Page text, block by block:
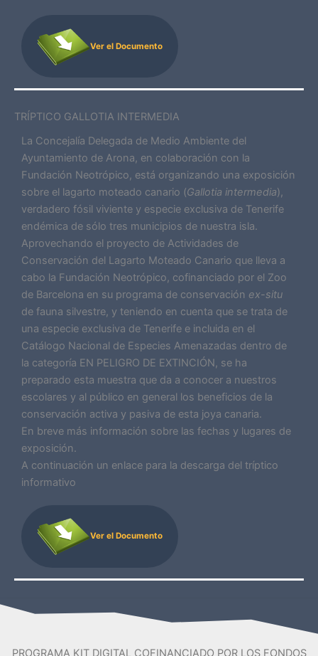
Ver el Documento
TRÍPTICO GALLOTIA INTERMEDIA
La Concejalía Delegada de Medio Ambiente del
Ayuntamiento de Arona, en colaboración con la
Fundación Neotrópico, está organizando una exposición
sobre el lagarto moteado canario (Gallotia intermedia),
verdadero fósil viviente y especie exclusiva de Tenerife
endémica de sólo tres municipios de nuestra isla.
Aprovechando el proyecto de Actividades de
Conservación del Lagarto Moteado Canario que lleva a
cabo la Fundación Neotrópico, cofinanciado por el Zoo
de Barcelona en su programa de conservación ex-situ
de fauna silvestre, y teniendo en cuenta que se trata de
una especie exclusiva de Tenerife e incluida en el
Catálogo Nacional de Especies Amenazadas dentro de
la categoría EN PELIGRO DE EXTINCIÓN, se ha
preparado esta muestra que da a conocer a nuestros
escolares y al público en general los beneficios de la
conservación activa y pasiva de esta joya canaria.
En breve más información sobre las fechas y lugares de
exposición.
A continuación un enlace para la descarga del tríptico
informativo
Ver el Documento
PROGRAMA KIT DIGITAL COFINANCIADO POR LOS FONDOS